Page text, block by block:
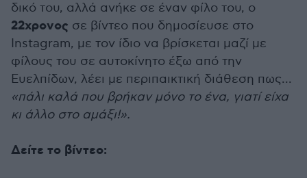
δικό του, αλλά ανήκε σε έναν φίλο του, ο
22χρονος σε βίντεο που δημοσίευσε στο
Instagram, με τον ίδιο να βρίσκεται μαζί με
φίλους του σε αυτοκίνητο έξω από την
Ευελπίδων, λέει με περιπαικτική διάθεση πως...
«πάλι καλά που βρήκαν μόνο το ένα, γιατί είχα
κι άλλο στο αμάξι!».
Δείτε το βίντεο: